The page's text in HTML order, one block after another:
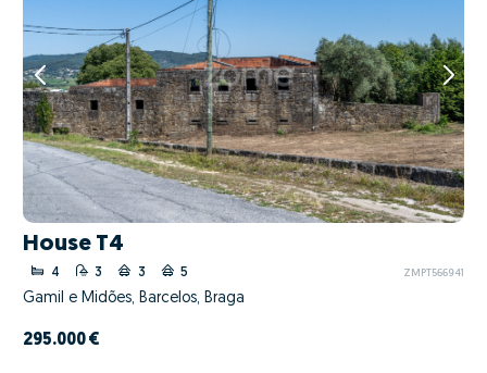
House T4
4 3 3 5 ZMPT566941
Gamil e Midões, Barcelos, Braga
295.000 €